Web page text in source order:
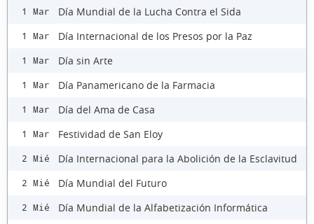
1 Mar Día Mundial de la Lucha Contra el Sida
1 Mar Día Internacional de los Presos por la Paz
1 Mar Día sin Arte
1 Mar Día Panamericano de la Farmacia
1 Mar Día del Ama de Casa
1 Mar Festividad de San Eloy
2 Mié Día Internacional para la Abolición de la Esclavitud
2 Mié Día Mundial del Futuro
2 Mié Día Mundial de la Alfabetización Informática